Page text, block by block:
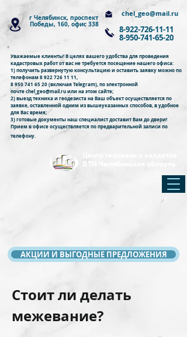
Уважаемые клиенты! В целях вашего удобства для проведения
кадастровых работ от вас не требуется посещение нашего офиса:
1) получить развернутую консультацию и оставить заявку можно по
телефонам8 922 726 11 11,
8 950 741 65 20(включая Telegram), по электронной
почтеchel_geo@mail.ruилина этом сайте;
2) выезд техника и геодезиста на Ваш объект осуществляется по
заявке, оставленной одним из вышеуказанных способов, в удобное
для Вас время;
3) готовые документы наш специалист доставит Вам до двери!
Прием в офисе осуществляется по предварительной записи по
телефону.
8-922-726-11-11
8-950-741-65-20
chel_geo@mail.ru
БТИ Челябинская область
г Челябинск, проспект
Победы, 160, офис 338
АКЦИИ И ВЫГОДНЫЕ ПРЕДЛОЖЕНИЯ
Стоит ли делать
межевание?